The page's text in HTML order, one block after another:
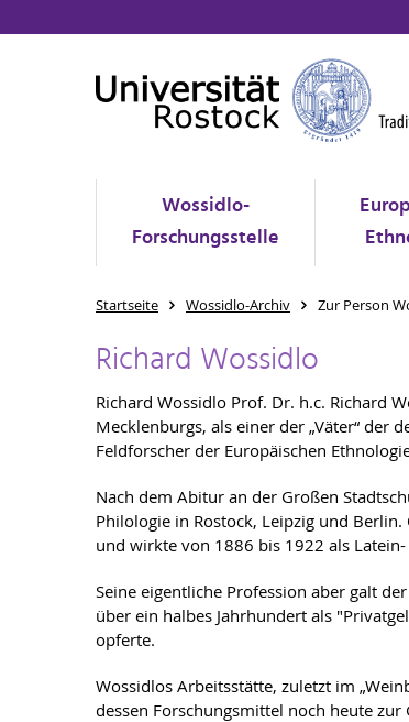
Wossidlo-
Forschungsstelle
Startseite Wossidlo-Archiv Zur Person
Richard Wossidlo
Richard Wossidlo Prof. Dr. h.c. Richard
Mecklenburgs, als einer der „Väter“ der
Feldforscher der Europäischen
Nach dem Abitur an der Großen
Philologie in Rostock, Leipzig und
und wirkte von 1886 bis 1922 als
Seine eigentliche Profession aber galt
über ein halbes Jahrhundert als
opferte.
Wossidlos Arbeitsstätte, zuletzt im
dessen Forschungsmittel noch heute